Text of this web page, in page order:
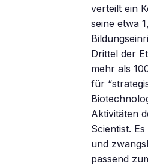
verteilt ein
seine etwa
Drittel der
mehr als
für
Aktivitäten
Scientist.
und
passend